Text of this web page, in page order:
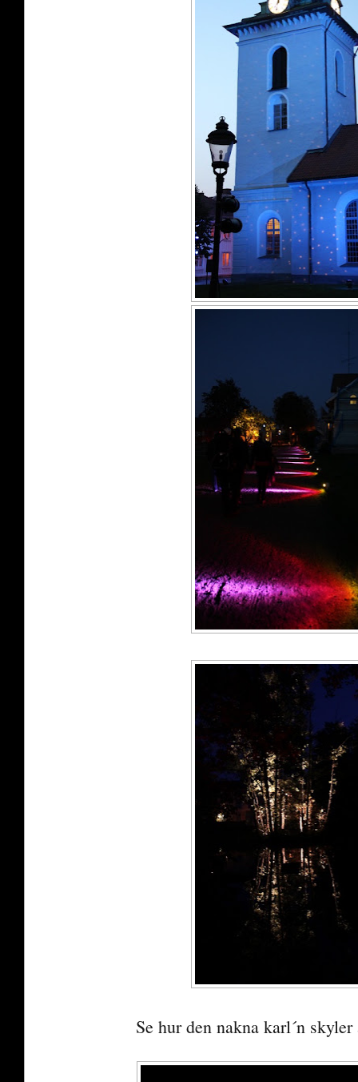
Se hur den nakna karl´n